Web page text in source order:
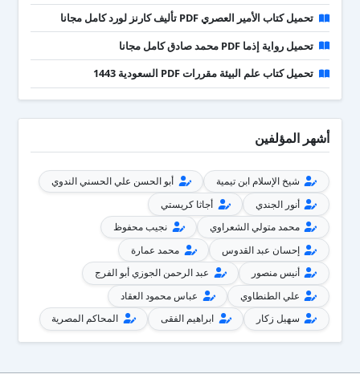
تحميل كتاب الأمير العصري PDF تأليف كارنز لورد كامل مجانا
تحميل رواية إذما PDF محمد صادق كامل مجانا
تحميل كتاب علم البيئة مقررات PDF السعودية 1443
أشهر المؤلفين
شيخ الإسلام ابن تيمية
أبو الحسن علي الحسني الندوي
أنور الجندي
أجاثا كريستي
محمد متولي الشعراوي
نجيب محفوظ
إحسان عبد القدوس
محمد عمارة
أنيس منصور
عبد الرحمن الجوزي أبو الفرج
علي الطنطاوي
عباس محمود العقاد
سهيل زكار
ابراهيم الفقى المحاكم المصرية